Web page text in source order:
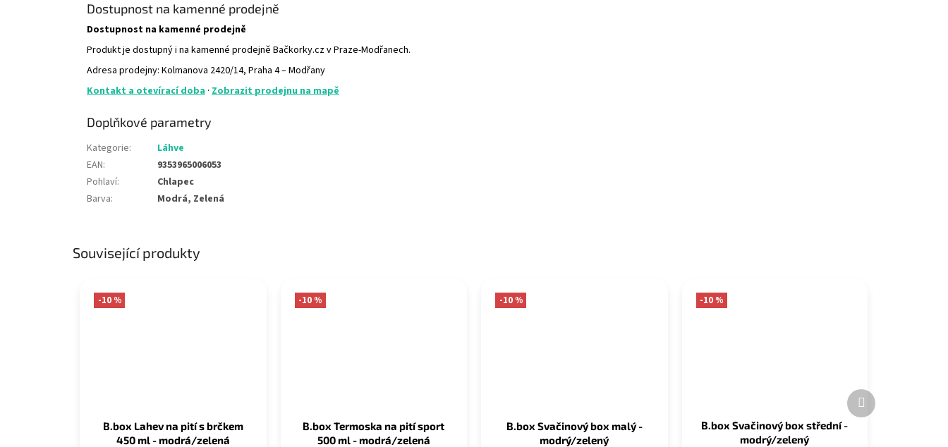
Související produkty
-10 %
B.box Lahev na pití s brčkem
450 ml - modrá/zelená
-10 %
B.box Termoska na pití sport
500 ml - modrá/zelená
-10 %
B.box Svačinový box malý -
modrý/zelený
-10 %
B.box Svačinový box střední -
modrý/zelený
Další
produkt
Dostupnost na kamenné prodejně
Dostupnost na kamenné prodejně
Produkt je dostupný i na kamenné prodejně Bačkorky.cz v Praze-Modřanech.
Adresa prodejny: Kolmanova 2420/14, Praha 4 – Modřany
Kontakt a otevírací doba · Zobrazit prodejnu na mapě
Doplňkové parametry
Kategorie:
Láhve
EAN:
9353965006053
Pohlaví:
Chlapec
Barva: Modrá, Zelená